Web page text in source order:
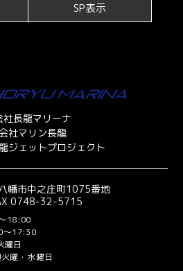
SP表示
社長龍マリーナ
社マリン長龍
ジェットプロジェクト
幡市中之庄町1075番地
0748-32-5715
18:00
～17:30
曜日
曜・水曜日